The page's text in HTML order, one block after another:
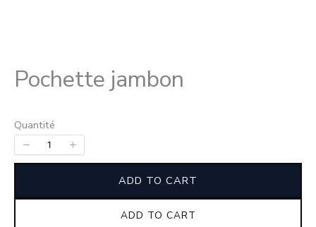
Pochette jambon
Quantité
ADD TO CART
ADD TO CART